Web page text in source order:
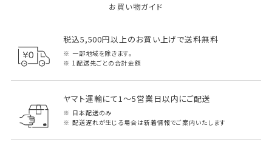
お買い物ガイド
税込5,500円以上のお買い上げで送料無料
一部地域を除きます。
1配送先ごとの合計金額
ヤマト運輸にて1～5営業日以内にご配送
日本配送のみ
配送遅れが生じる場合は新着情報でご案内いたします